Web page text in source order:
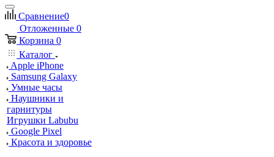
Сравнение0
Отложенные 0
Корзина 0
Каталог
Apple iPhone
Samsung Galaxy
Умные часы
Наушники и
гарнитуры
Игрушки Labubu
Google Pixel
Красота и здоровье